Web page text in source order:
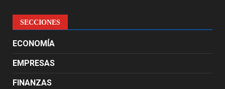
SECCIONES
ECONOMÍA
EMPRESAS
FINANZAS